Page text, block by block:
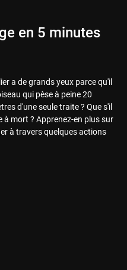
en 5 minutes
a de grands yeux parce qu'il
qui pèse à peine 20
d'une seule traite ? Que s'il
à mort ? Apprenez-en plus sur
à travers quelques actions